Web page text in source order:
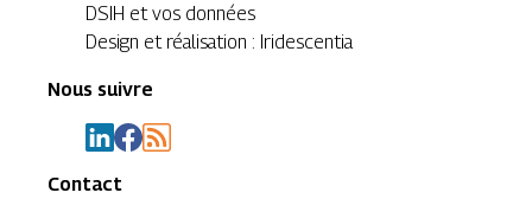
DSIH et vos données
Design et réalisation : Iridescentia
Nous suivre
Contact